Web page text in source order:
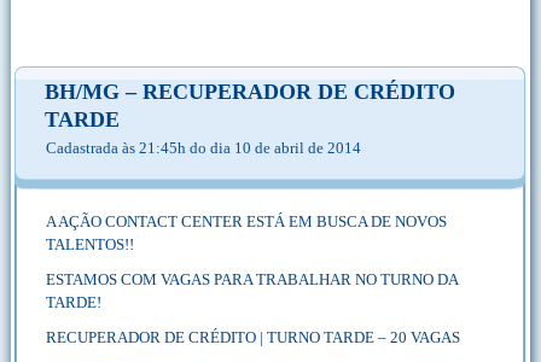
BH/MG – RECUPERADOR DE CRÉDITO
TARDE
Cadastrada às 21:45h do dia 10 de abril de 2014
A AÇÃO CONTACT CENTER ESTÁ EM BUSCA DE NOVOS
TALENTOS!!
ESTAMOS COM VAGAS PARA TRABALHAR NO TURNO DA
TARDE!
RECUPERADOR DE CRÉDITO | TURNO TARDE – 20 VAGAS